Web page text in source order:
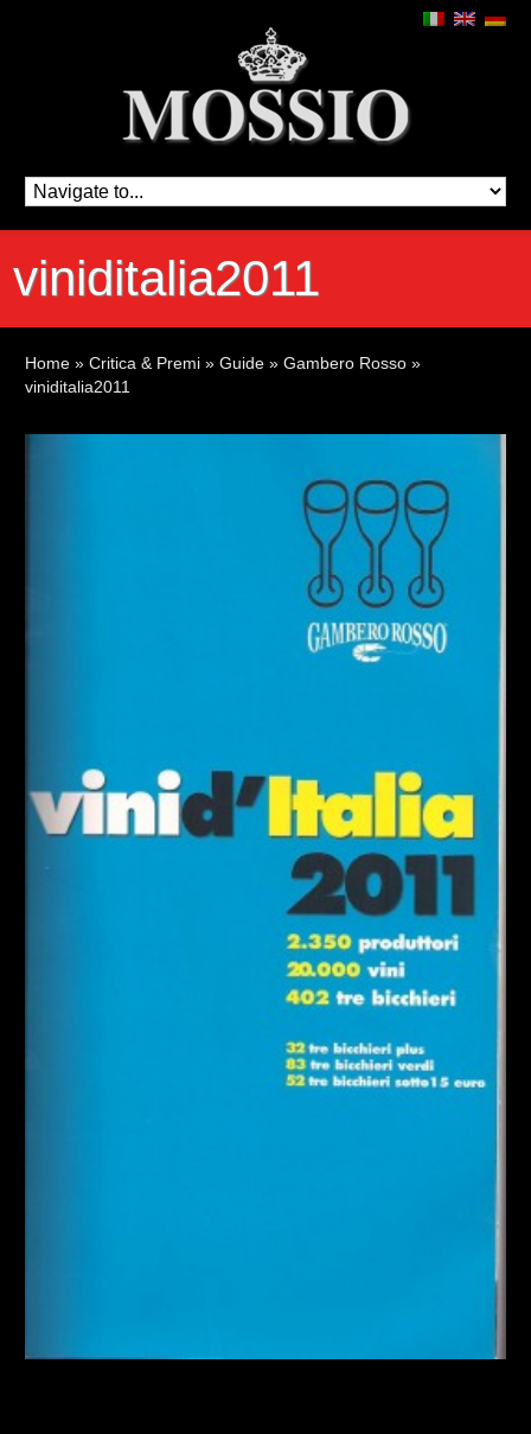
viniditalia2011
Home » Critica & Premi » Guide » Gambero Rosso »
viniditalia2011